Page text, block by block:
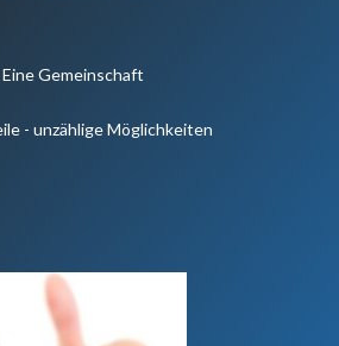
Eine Gemeinschaft
- unzählige Möglichkeiten